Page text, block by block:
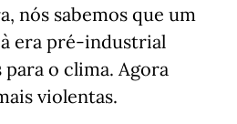
nós sabemos que um
à era pré-industrial
o clima. Agora
violentas.